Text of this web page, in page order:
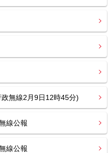
無線2月9日12時45分)
線公報
線公報